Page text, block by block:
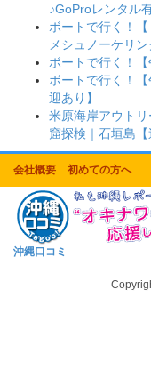
♪GoProレンタル
ボートで行く！
メシュノーケリン
ボートで行く！
ボートで行く！
迎あり】
米原海岸アウト
窟探検｜石垣島【
会社概要 初めての方へ
沖縄口コミ